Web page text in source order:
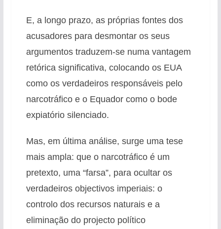
E, a longo prazo, as próprias fontes dos
acusadores para desmontar os seus
argumentos traduzem-se numa vantagem
retórica significativa, colocando os EUA
como os verdadeiros responsáveis pelo
narcotráfico e o Equador como o bode
expiatório silenciado.
Mas, em última análise, surge uma tese
mais ampla: que o narcotráfico é um
pretexto, uma “farsa”, para ocultar os
verdadeiros objectivos imperiais: o
controlo dos recursos naturais e a
eliminação do projecto político